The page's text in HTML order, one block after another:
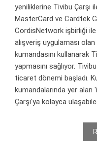
yeniliklerine Tivibu Çarşı
MasterCard ve Cardtek
CordisNetwork işbirliği
alışveriş uygulaması
kumandasını kullanarak
yapmasını sağlıyor.
ticaret dönemi başladı.
kumandalarında yer
Çarşı'ya kolayca